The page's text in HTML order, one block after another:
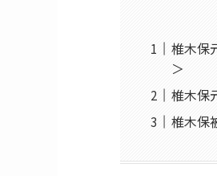
椎木保
＞
椎木保
椎木保